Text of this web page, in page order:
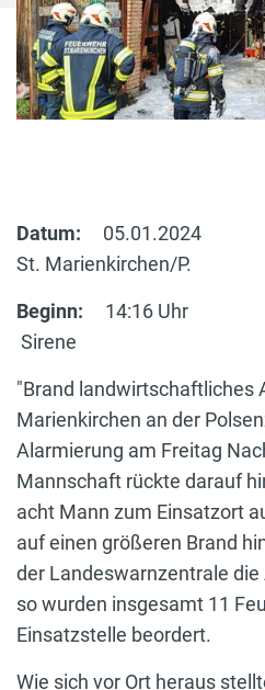
Datum:
St. Marienkirchen/P.
Beginn: 14:16
Sirene
"Brand landwirtschaftliches
Marienkirchen an der
Alarmierung am Freitag
Mannschaft rückte darauf
acht Mann zum Einsatzort
auf einen größeren Brand
der Landeswarnzentrale
so wurden insgesamt 11
Einsatzstelle beordert.
Wie sich vor Ort heraus